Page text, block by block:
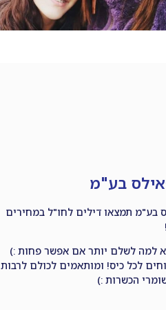
בע"מ
בע"מ תמצאו דילים לחו"ל במחירים
למה לשלם יותר אם אפשר פחות :)
לכל כיס! ומותאמים לכולם לרבות
הכשרות :)